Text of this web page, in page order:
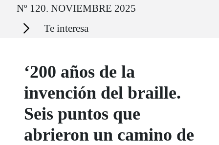
Nº 120. NOVIEMBRE 2025
Secciones Te interesa
‘200 años de la
invención del braille.
Seis puntos que
abrieron un camino de